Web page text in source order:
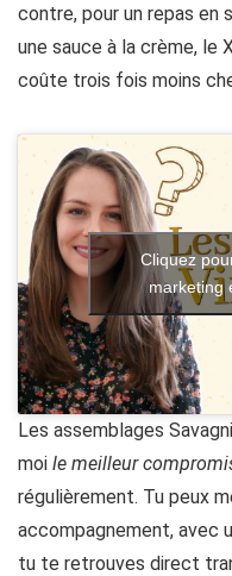
contre, pour un repas en
une sauce à la crème, le
coûte trois fois moins
Cliquez
marketing
Les assemblages
moi le meilleur
régulièrement. Tu peux
accompagnement, avec
tu te retrouves direct